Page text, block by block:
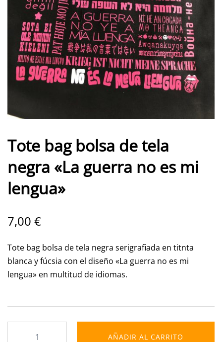
Tote bag bolsa de tela
negra «La guerra no es mi
lengua»
7,00 €
Tote bag bolsa de tela negra serigrafiada en titnta
blanca y fúcsia con el diseño «La guerra no es mi
lengua» en multitud de idiomas.
AÑADIR AL CARRITO